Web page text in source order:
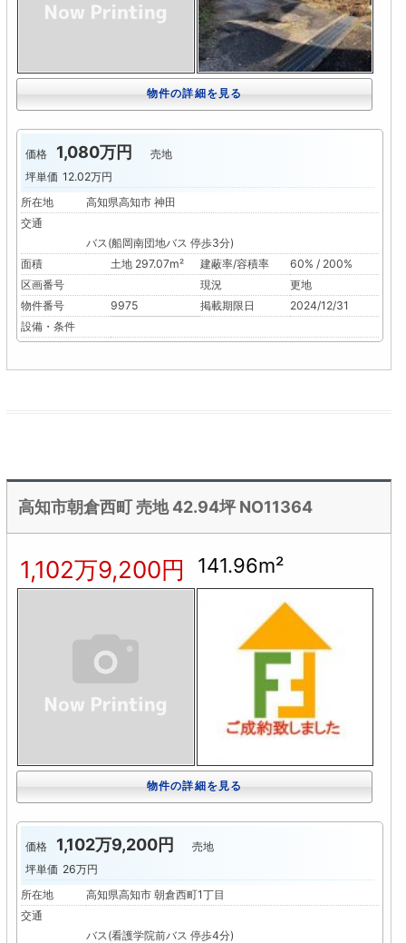
物件の詳細を見る
価格 1,080万円
売地
坪単価 12.02万円
所在地
高知県高知市 神田
交通
バス(船岡南団地バス 停歩3分)
面積
土地 297.07m² 建蔽率/容積率
60% / 200%
区画番号
現況
更地
物件番号
9975 掲載期限日
2024/12/31
設備・条件
高知市朝倉西町 売地 42.94坪 NO11364
1,102万9,200円 141.96m²
物件の詳細を見る
価格 1,102万9,200円
売地
坪単価 26万円
所在地
高知県高知市 朝倉西町1丁目
交通
バス(看護学院前バス 停歩4分)